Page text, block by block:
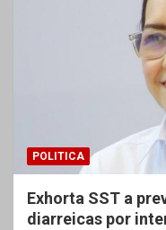
POLITICA
Exhorta SST a
diarreicas por